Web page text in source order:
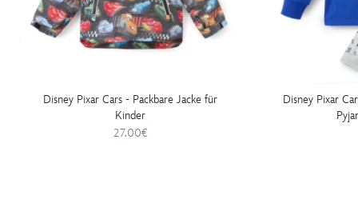
Disney Pixar Cars - Packbare Jacke für
Kinder
27.00€
Disney Pixar